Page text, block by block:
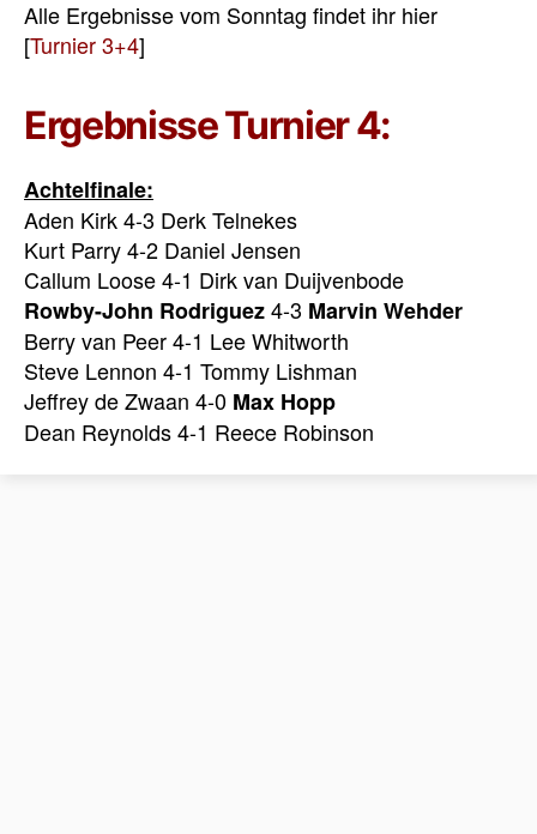
Alle Ergebnisse vom Sonntag findet ihr hier
[Turnier 3+4]
Ergebnisse Turnier 4:
Achtelfinale:
Aden Kirk 4-3 Derk Telnekes
Kurt Parry 4-2 Daniel Jensen
Callum Loose 4-1 Dirk van Duijvenbode
Rowby-John Rodriguez4-3 Marvin Wehder
Berry van Peer 4-1 Lee Whitworth
Steve Lennon 4-1 Tommy Lishman
Jeffrey de Zwaan 4-0 Max Hopp
Dean Reynolds 4-1 Reece Robinson